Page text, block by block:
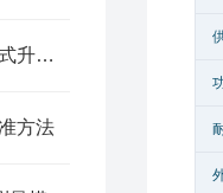
声速剖面仪：撬动海洋开发模式升级的关键支点
方法